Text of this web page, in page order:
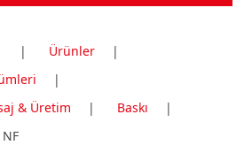
| Ürünler
|
|
& Üretim
| Baskı
|